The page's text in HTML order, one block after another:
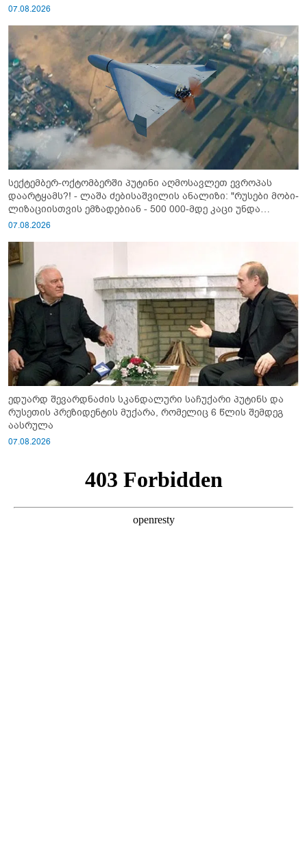
07.08.2026
სექტემბერ-ოქტომბერში პუტინი აღმოსავლეთ ევროპას
დაარტყამს?! - ლაშა ძებისაშვილის ანალიზი: "რუსები მობი­
ლიზაციისთვის ემზადებიან - 500 000-მდე კაცი უნდა
გაიწვიონ ომში"
07.08.2026
ედუარდ შევარდნაძის სკანდალური საჩუქარი პუტინს და
რუსეთის პრეზიდენტის მუქარა, რომელიც 6 წლის შემდეგ
აასრულა
07.08.2026